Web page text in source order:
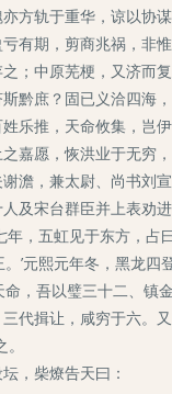
方轨于重华，谅以协
期，剪商兆祸，非
；中原芜梗，又济而
黔庶？固已义洽四海
乐推，天命攸集，岂
嘉愿，恢洪业于无穷
，兼太尉、尚书刘
及宋台群臣并上表劝
年，五虹见于东方，
’元熙元年冬，黑龙
，吾以璧三十二、
代揖让，咸穷于六。
，柴燎告天曰：